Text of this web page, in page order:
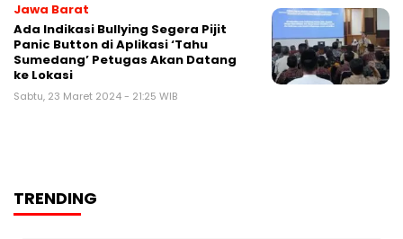
Jawa Barat
Ada Indikasi Bullying Segera Pijit
Panic Button di Aplikasi ‘Tahu
Sumedang’ Petugas Akan Datang
ke Lokasi
Sabtu, 23 Maret 2024 - 21:25 WIB
TRENDING